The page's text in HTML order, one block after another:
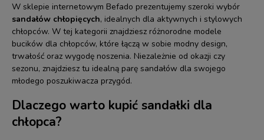
W sklepie internetowym Befado prezentujemy szeroki wybór
sandałów chłopięcych, idealnych dla aktywnych i stylowych
chłopców. W tej kategorii znajdziesz różnorodne modele
bucików dla chłopców, które łączą w sobie modny design,
trwałość oraz wygodę noszenia. Niezależnie od okazji czy
sezonu, znajdziesz tu idealną parę sandałów dla swojego
młodego poszukiwacza przygód.
Dlaczego warto kupić sandałki dla
chłopca?